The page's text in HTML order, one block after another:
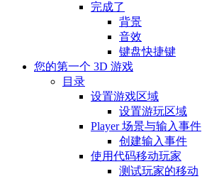
完成了
背景
音效
键盘快捷键
您的第一个 3D 游戏
目录
设置游戏区域
设置游玩区域
Player 场景与输入事件
创建输入事件
使用代码移动玩家
测试玩家的移动